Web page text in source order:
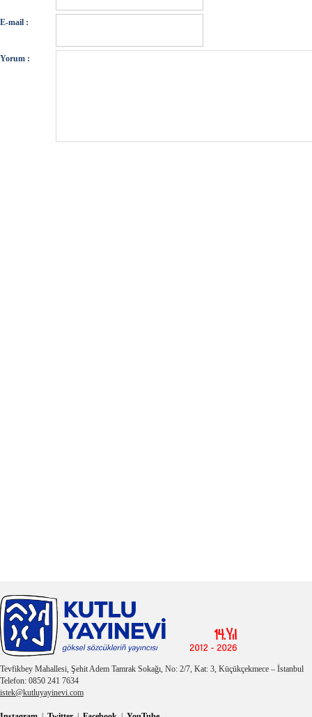
E-mail :
Yorum :
Tevfikbey Mahallesi, Şehit Adem Tamrak Sokağı, No: 2/7, Kat: 3, Küçükçekmece – İstanbul
Telefon: 0850 241 7634
istek@kutluyayinevi.com